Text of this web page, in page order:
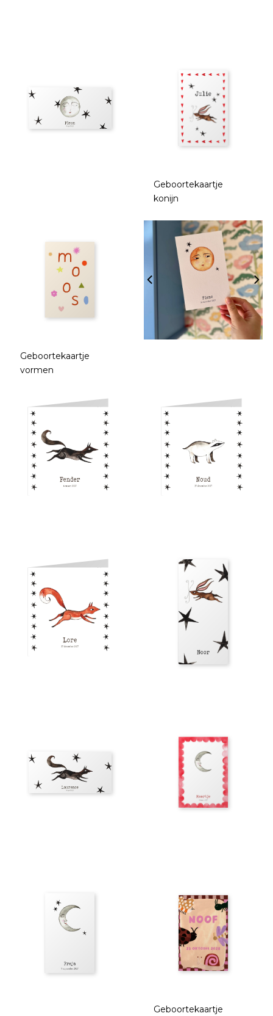
Geboortekaartje
konijn
Geboortekaartje
vormen
Geboortekaartje